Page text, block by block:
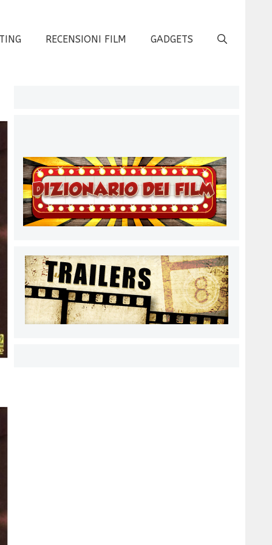
RECENSIONI FILM GADGETS